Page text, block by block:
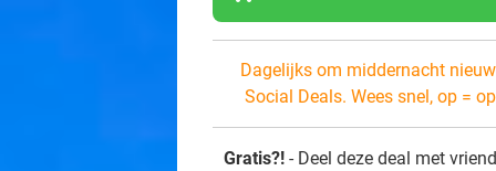
Dagelijks om middernacht
Social Deals. Wees snel, op =
Gratis?! - Deel deze deal met